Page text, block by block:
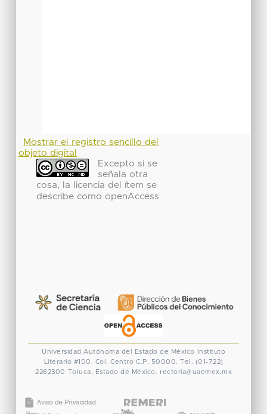
Mostrar el registro sencillo del
objeto digital
Excepto si se
señala otra
cosa, la licencia del ítem se
describe como openAccess
Universidad Autónoma del Estado de México
Instituto
Literario #100. Col. Centro C.P. 50000. Tel. (01-722)
2262300 Toluca, Estado de México. rectoria@uaemex.mx